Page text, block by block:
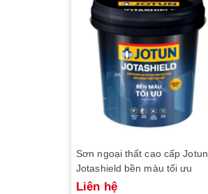
Sơn ngoại thất cao cấp Jotun
Jotashield bền màu tối ưu
Liên hệ